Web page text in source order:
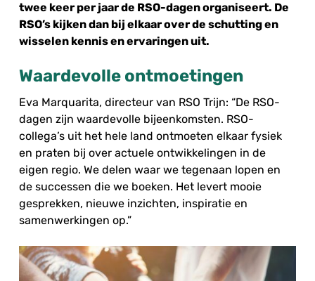
twee keer per jaar de RSO-dagen organiseert. De
RSO’s kijken dan bij elkaar over de schutting en
wisselen kennis en ervaringen uit.
Waardevolle ontmoetingen
Eva Marquarita, directeur van RSO Trijn: “De RSO-
dagen zijn waardevolle bijeenkomsten. RSO-
collega’s uit het hele land ontmoeten elkaar fysiek
en praten bij over actuele ontwikkelingen in de
eigen regio. We delen waar we tegenaan lopen en
de successen die we boeken. Het levert mooie
gesprekken, nieuwe inzichten, inspiratie en
samenwerkingen op.”